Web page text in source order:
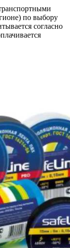
по выбору
согласно